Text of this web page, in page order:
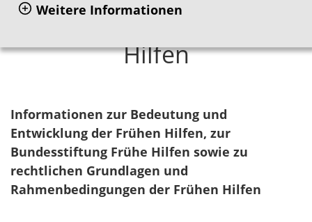
Weitere Informationen
Hilfen
Informationen zur Bedeutung und
Entwicklung der Frühen Hilfen, zur
Bundesstiftung Frühe Hilfen sowie zu
rechtlichen Grundlagen und
Rahmenbedingungen der Frühen Hilfen